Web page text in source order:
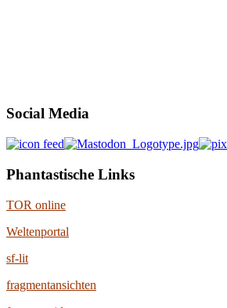
Social Media
Phantastische Links
TOR online
Weltenportal
sf-lit
fragmentansichten